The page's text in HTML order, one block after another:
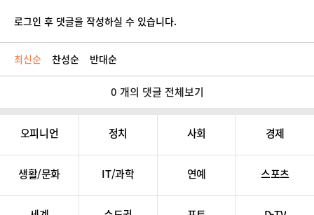
로그인 후 댓글을 작성하실 수 있습니다.
최신순 찬성순 반대순
0 개의 댓글 전체보기
오피니언 정치 사회 경제
생활/문화 IT/과학 연예 스포츠